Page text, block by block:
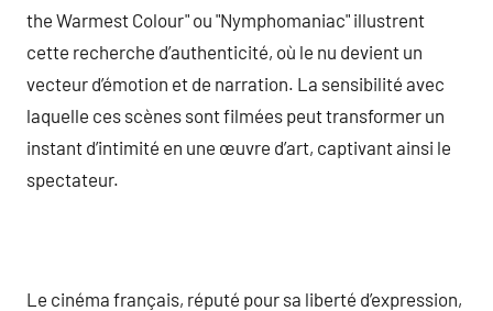
the Warmest Colour" ou "Nymphomaniac" illustrent
cette recherche d’authenticité, où le nu devient un
vecteur d’émotion et de narration. La sensibilité avec
laquelle ces scènes sont filmées peut transformer un
instant d’intimité en une œuvre d’art, captivant ainsi le
spectateur.
Le cinéma français, réputé pour sa liberté d’expression,